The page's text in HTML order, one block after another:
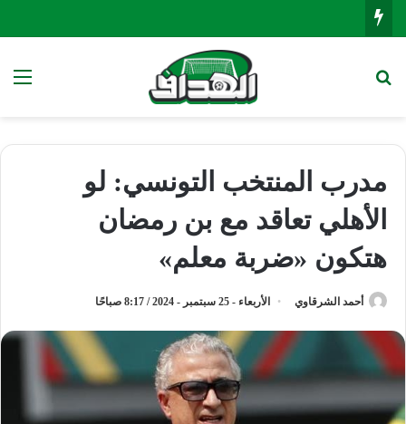
مدرب المنتخب التونسي: لو
الأهلي تعاقد مع بن رمضان
هتكون «ضربة معلم»
أحمد الشرقاوي الأربعاء - 25 سبتمبر - 2024 / 8:17 صباحًا